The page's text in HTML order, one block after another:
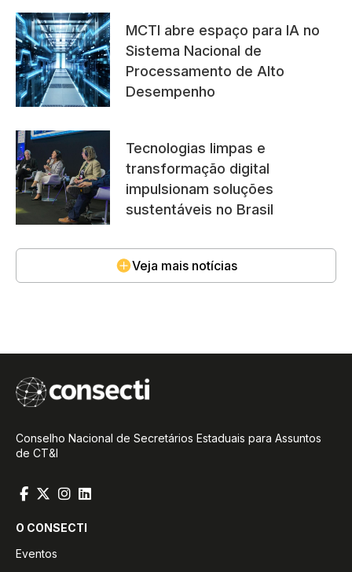
MCTI abre espaço para IA no
Sistema Nacional de
Processamento de Alto
Desempenho
Tecnologias limpas e
transformação digital
impulsionam soluções
sustentáveis no Brasil
Veja mais notícias
Conselho Nacional de Secretários Estaduais para Assuntos
de CT&I
O CONSECTI
Eventos